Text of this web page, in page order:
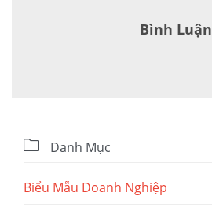
Bình Luận
 Danh Mục
Biểu Mẫu Doanh Nghiệp